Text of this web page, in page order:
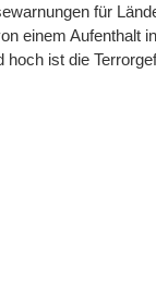
für
einem Aufenthalt
ist die